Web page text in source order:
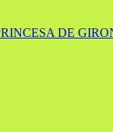
DE